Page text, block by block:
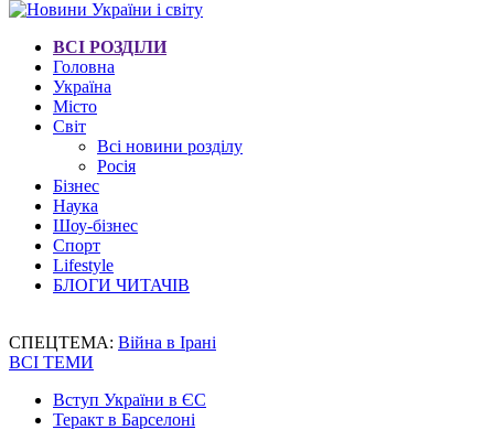
ВСІ РОЗДІЛИ
Головна
Україна
Місто
Світ
Всі новини розділу
Росія
Бізнес
Наука
Шоу-бізнес
Спорт
Lifestyle
БЛОГИ ЧИТАЧІВ
СПЕЦТЕМА: Війна в Ірані
ВСІ ТЕМИ
Вступ України в ЄС
Теракт в Барселоні